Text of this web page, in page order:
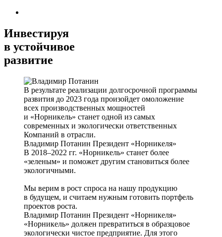
Инвестируя
в устойчивое
развитие
В результате реализации долгосрочной программы
развития до 2023 года произойдет омоложение
всех производственных мощностей
и «Норникель» станет одной из самых
современных и экологически ответственных
Компаний в отрасли.
Владимир Потанин Президент «Норникеля»
В 2018–2022 гг. «Норникель» станет более
«зеленым» и поможет другим становиться более
экологичными.
Мы верим в рост спроса на нашу продукцию
в будущем, и считаем нужным готовить портфель
проектов роста.
Владимир Потанин Президент «Норникеля»
«Норникель» должен превратиться в образцовое
экологически чистое предприятие. Для этого